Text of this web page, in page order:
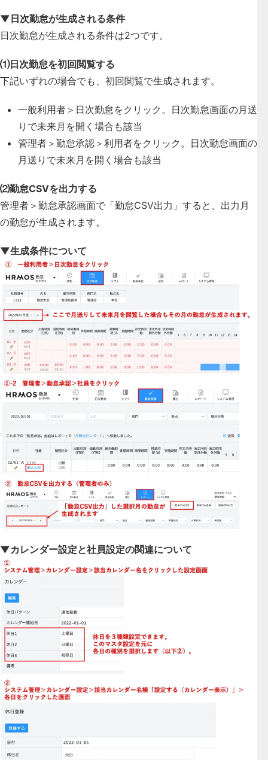
▼日次勤怠が生成される条件
日次勤怠が生成される条件は2つです。
⑴日次勤怠を初回閲覧する
下記いずれの場合でも、初回閲覧で生成されます。
一般利用者＞日次勤怠をクリック。日次勤怠画面の月送
りで未来月を開く場合も該当
管理者＞勤怠承認＞利用者をクリック。日次勤怠画面の
月送りで未来月を開く場合も該当
⑵勤怠CSVを出力する
管理者＞勤怠承認画面で「勤怠CSV出力」すると、出力月
の勤怠が生成されます。
▼生成条件について
▼カレンダー設定と社員設定の関連について